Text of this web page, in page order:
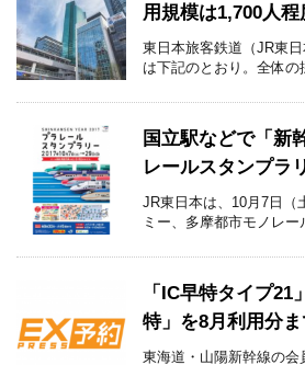
用規模は1,700人程
東日本旅客鉄道（JR東
は下記のとおり。全体の
国立駅などで「新
レールスタンプラ
JR東日本は、10月7日（
ミー、多摩都市モノレー
「IC早特タイプ
特」を8月利用分
東海道・山陽新幹線の